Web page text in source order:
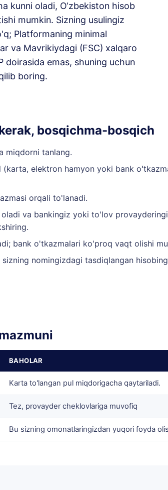
kunni oladi, O‘zbekiston hisob
mumkin. Sizning usulingiz
Platformaning minimal
va Mavrikiydagi (FSC) xalqaro
doirasida emas, shuning uchun
boring.
bosqichma-bosqich
miqdorni tanlang.
elektron hamyon yoki bank
orqali to'lanadi.
va bankingiz yoki to'lov
bank o'tkazmalari ko'proq vaqt olishi
nomingizdagi tasdiqlangan
BAHOLAR
Karta to'langan pul miqdorigacha qaytariladi.
Tez, provayder cheklovlariga muvofiq
Bu sizning omonatlaringizdan yuqori foyda